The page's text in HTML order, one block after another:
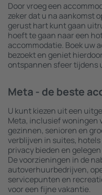
Door vroeg een
zeker dat u na aankomst
gerust hart kunt gaan
hoeft te gaan naar een
accommodatie. Boek uw
bezoekt en geniet
ontspannen sfeer tijdens
Meta - de beste
U kunt kiezen uit een
Meta, inclusief woningen
gezinnen, senioren en
verblijven in suites,
privacy bieden en
De voorzieningen in de
autoverhuurbedrijven,
servicepunten en
voor een fijne vakantie.